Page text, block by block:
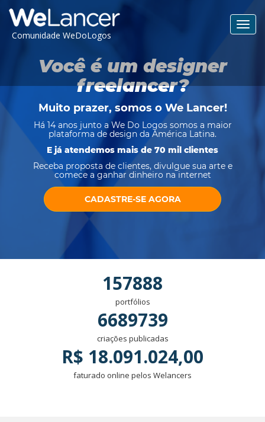
Comunidade WeDoLogos
Você é um designer
freelancer?
Muito prazer, somos o We Lancer!
Há 14 anos junto a We Do Logos somos a maior
plataforma de design da América Latina.
E já atendemos mais de 70 mil clientes
Receba proposta de clientes, divulgue sua arte e
comece a ganhar dinheiro na internet
CADASTRE-SE AGORA
157888
portfólios
6689739
criações publicadas
R$ 18.091.024,00
faturado online pelos Welancers